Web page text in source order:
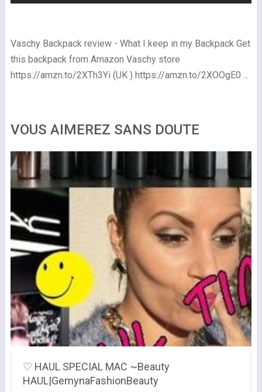
Vaschy Backpack review - What I keep in my Backpack Get
this backpack from Amazon Vaschy store
https://amzn.to/2XTh3Yi (UK ) https://amzn.to/2XOOgE0 ...
VOUS AIMEREZ SANS DOUTE
♡ HAUL SPECIAL MAC ~Beauty
HAUL|GemynaFashionBeauty